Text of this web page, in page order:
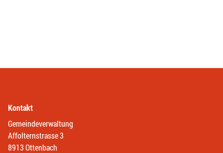
Kontakt
Gemeindeverwaltung
Affolternstrasse 3
8913 Ottenbach